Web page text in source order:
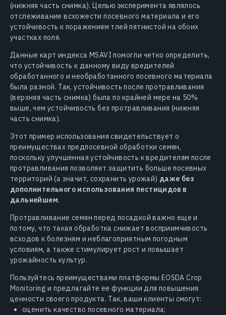
(нижняя часть снимка). Целью эксперимента являлось
отслеживание всхожести посевного материала и его
устойчивость к поражениям тлей пятнистой на обоих
участках поля.
Данные карт индекса MSAVI помогли четко определить,
что устойчивость к данному виду вредителей
обработанного и необработанного посевного материала
была разной. Так, устойчивость после протравливания
(верхняя часть снимка) была по крайней мере на 50%
выше, чем устойчивость без протравливания (нижняя
часть снимка).
Этот пример использования свидетельствует о
преимуществах предпосевной обработки семян,
поскольку улучшенная устойчивость к вредителям после
протравливания позволяет защитить больше посевных
территорий (а значит, сохранить урожай) даже без
дополнительного использования пестицидов в
дальнейшем.
Протравливание семян перед посадкой важно еще и
потому, что такая обработка снижает восприимчивость
всходов к болезням и неблагоприятным погодным
условиям, а также стимулирует рост и повышает
урожайность культур.
Пользуйтесь преимуществами платформы EOSDA Crop
Monitoring и предлагайте ее функции для повышения
ценности своего продукта. Так, ваши клиенты смогут:
оценить качество посевного материала;